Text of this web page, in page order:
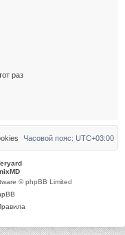
раз
Часовой пояс: UTC+03:00
© phpBB Limited